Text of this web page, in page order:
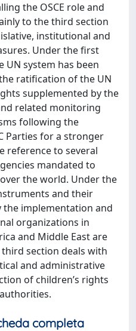
the OSCE role and
to the third section
institutional and
Under the first
UN system has been
ratification of the UN
supplemented by the
related monitoring
following the
Parties for a stronger
reference to several
mandated to
the world. Under the
and their
implementation and
organizations in
and Middle East are
section deals with
and administrative
of children’s rights
completa